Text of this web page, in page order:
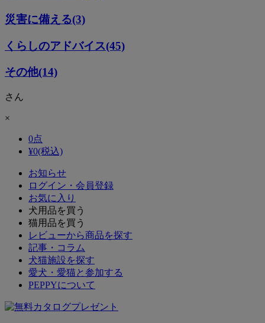
災害に備える(3)
くらしのアドバイス(45)
その他(14)
さん
×
0点
¥0(税込)
お知らせ
ログイン・会員登録
お気に入り
犬用品を買う
猫用品を買う
レビューから商品を探す
記事・コラム
犬猫施設を探す
愛犬・愛猫と参加する
PEPPYについて